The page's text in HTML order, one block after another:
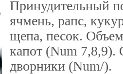
Принудительный
ячмень, рапс,
щепа, песок.
капот (Num 7,8,9).
дворники (Num/).